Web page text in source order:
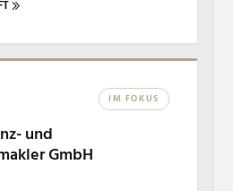
IM FOKUS
und
GmbH